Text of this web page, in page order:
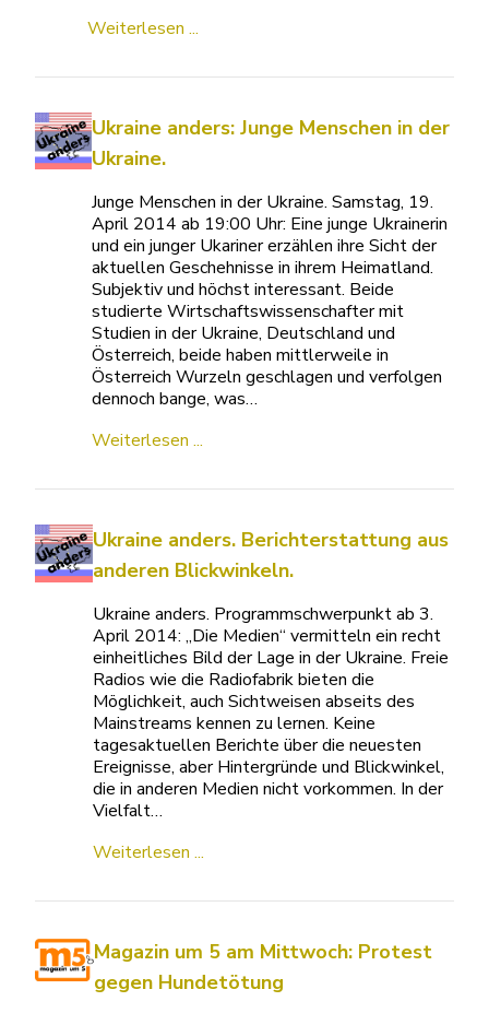
Weiterlesen ...
Ukraine anders: Junge Menschen in der
Ukraine.
Junge Menschen in der Ukraine. Samstag, 19.
April 2014 ab 19:00 Uhr: Eine junge Ukrainerin
und ein junger Ukariner erzählen ihre Sicht der
aktuellen Geschehnisse in ihrem Heimatland.
Subjektiv und höchst interessant. Beide
studierte Wirtschaftswissenschafter mit
Studien in der Ukraine, Deutschland und
Österreich, beide haben mittlerweile in
Österreich Wurzeln geschlagen und verfolgen
dennoch bange, was…
Weiterlesen ...
Ukraine anders. Berichterstattung aus
anderen Blickwinkeln.
Ukraine anders. Programmschwerpunkt ab 3.
April 2014: „Die Medien“ vermitteln ein recht
einheitliches Bild der Lage in der Ukraine. Freie
Radios wie die Radiofabrik bieten die
Möglichkeit, auch Sichtweisen abseits des
Mainstreams kennen zu lernen. Keine
tagesaktuellen Berichte über die neuesten
Ereignisse, aber Hintergründe und Blickwinkel,
die in anderen Medien nicht vorkommen. In der
Vielfalt…
Weiterlesen ...
Magazin um 5 am Mittwoch: Protest
gegen Hundetötung